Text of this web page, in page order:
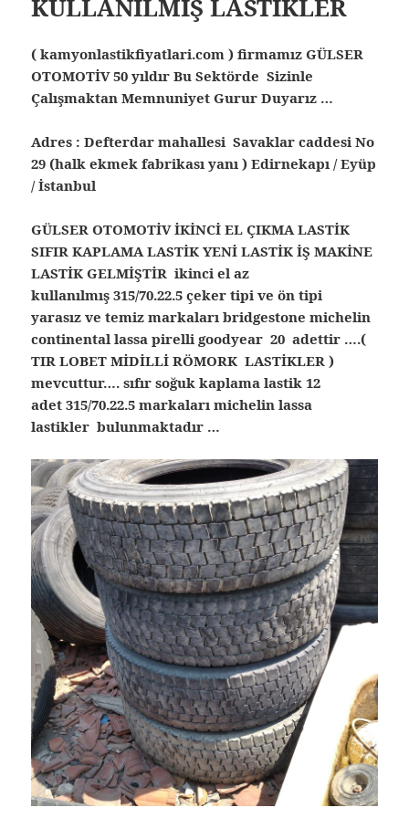
KULLANILMIŞ LASTİKLER
( kamyonlastikfiyatlari.com ) firmamız GÜLSER
OTOMOTİV 50 yıldır Bu Sektörde Sizinle
Çalışmaktan Memnuniyet Gurur Duyarız …
Adres : Defterdar mahallesi Savaklar caddesi No
29 (halk ekmek fabrikası yanı ) Edirnekapı / Eyüp
/ İstanbul
GÜLSER OTOMOTİV İKİNCİ EL ÇIKMA LASTİK
SIFIR KAPLAMA LASTİK YENİ LASTİK İŞ MAKİNE
LASTİK GELMİŞTİR ikinci el az
kullanılmış 315/70.22.5 çeker tipi ve ön tipi
yarasız ve temiz markaları bridgestone michelin
continental lassa pirelli goodyear 20 adettir ….(
TIR LOBET MİDİLLİ RÖMORK LASTİKLER )
mevcuttur…. sıfır soğuk kaplama lastik 12
adet 315/70.22.5 markaları michelin lassa
lastikler bulunmaktadır …